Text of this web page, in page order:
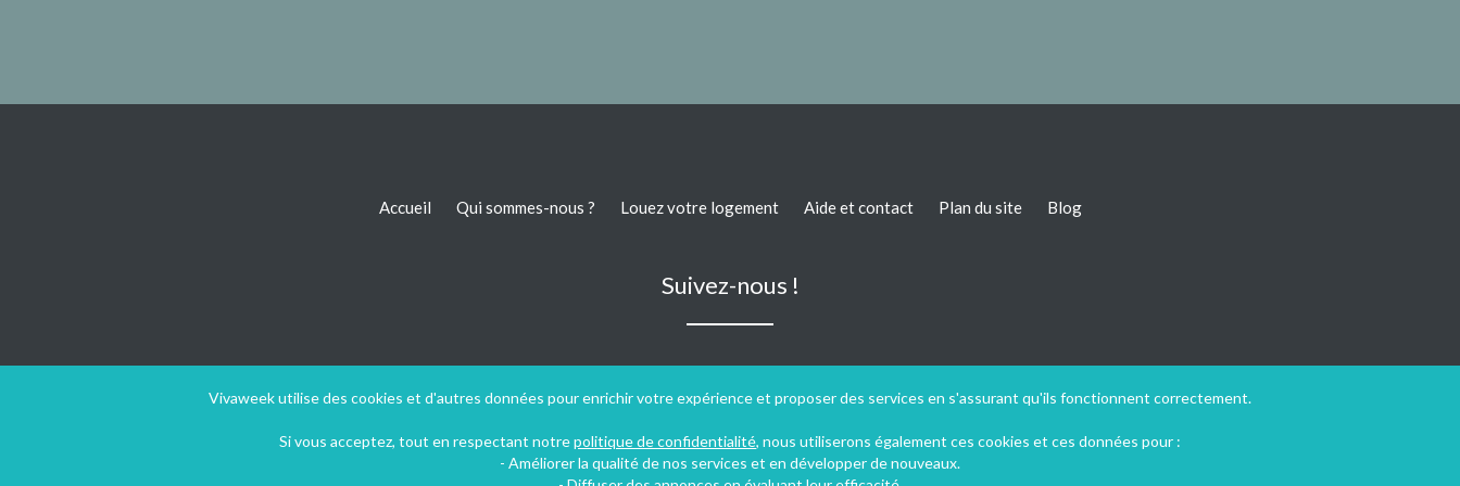
Vivaweek utilise des cookies et d'autres données pour enrichir votre expérience et proposer des services en s'assurant qu'ils fonctionnent correctement.
Si vous acceptez, tout en respectant notrepolitique de confidentialité, nous utiliserons également ces cookies et ces données pour :
- Améliorer la qualité de nos services et en développer de nouveaux.
Accueil Qui sommes-nous ? Louez votre logement Aide et contact Plan du site Blog
Suivez-nous !